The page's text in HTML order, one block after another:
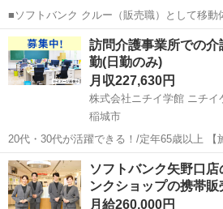
■ソフトバンク クルー（販売職）として移動
ドバンドサービスの提案・販売をお任せします。 【具体的な
容】 ・スマートフォンなどの販売 ・新規加
き ・その他、各種商品・サービ...
東京 稲城市 その他
訪問介護事業所での介
勤(日勤のみ)
月収227,630円
株式会社ニチイ学館 ニチイ
稲城市
20代・30代が活躍できる！/定年65歳以上 【施設名】 株式会社ニチイ
学館 ニチイケアセンター稲城 【勤務地】 東京都 稲城市 【アクセス】
稲城駅から徒歩2分 稲城駅/稲城長沼駅/京王よみ
形態...
東京 稲城市 介護福祉士
ソフトバンク矢野口
ンクショップの携帯
月給260,000円